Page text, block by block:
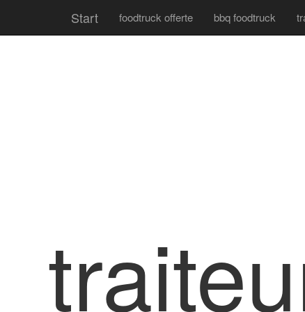
Start foodtruck offerte bbq foodtruck